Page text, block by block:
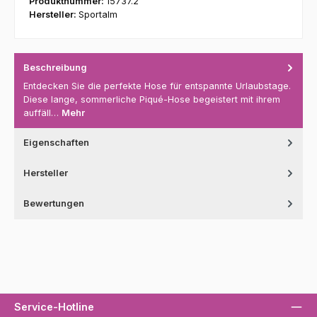
Hersteller: Sportalm
Beschreibung
Entdecken Sie die perfekte Hose für entspannte Urlaubstage.
Diese lange, sommerliche Piqué-Hose begeistert mit ihrem
auffäll… Mehr
Eigenschaften
Hersteller
Bewertungen
Service-Hotline